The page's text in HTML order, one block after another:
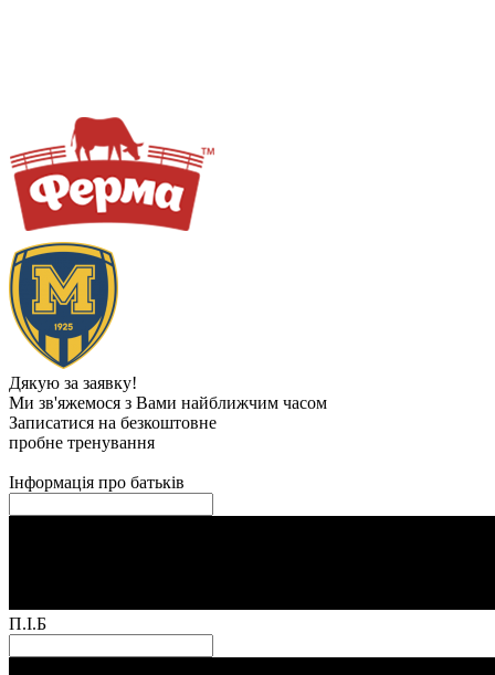
Дякую за заявку!
Ми зв'яжемося з Вами найближчим часом
Записатися на безкоштовне
пробне тренування
Інформація про батьків
П.І.Б